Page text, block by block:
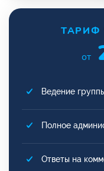
ТАРИФ
от
Ведение
Полное
Ответы на